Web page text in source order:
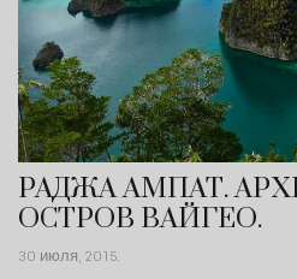
РАДЖА АМПАТ.
ОСТРОВ ВАЙГЕО.
30 июля, 2015.